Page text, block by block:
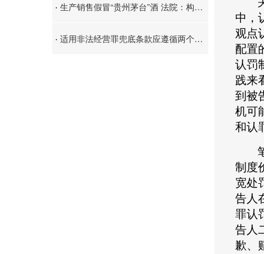
中，
观点
配置
认罚
践来
到被
机可
和认
制度
宽处
告人
罪认
告人
歉、
· 生产销售假冒“贵州茅台”酒 法院：构成假冒注册商标罪
· 适用非法经营罪兜底条款应遵循两个规则